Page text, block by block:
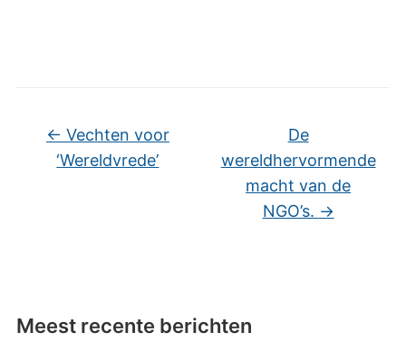
← Vechten voor
‘Wereldvrede’
De
wereldhervormende
macht van de
NGO’s. →
Meest recente berichten